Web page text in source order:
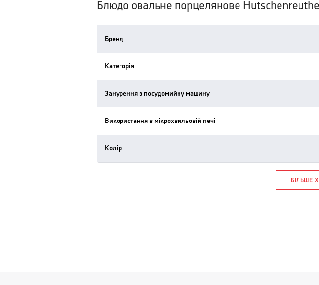
Блюдо овальне порцелянове
Бренд
Категорія
Занурення в посудомийну машину
Використання в мікрохвильовій печі
Колір
БІЛЬШЕ